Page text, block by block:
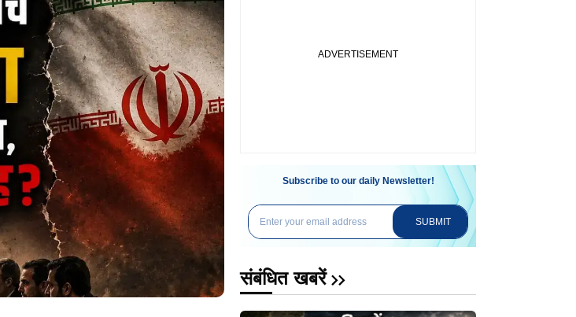
Subscribe to our daily Newsletter!
SUBMIT
संबंधित खबरें